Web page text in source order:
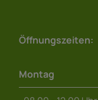
Öffnungszeiten:
Montag